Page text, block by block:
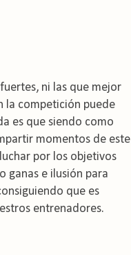
ni las que mejor
la competición puede
es que siendo como
momentos de este
por los objetivos
ganas e ilusión para
que es
entrenadores.